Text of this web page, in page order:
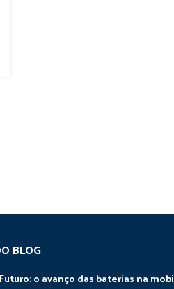
BLOG
o avanço das baterias na